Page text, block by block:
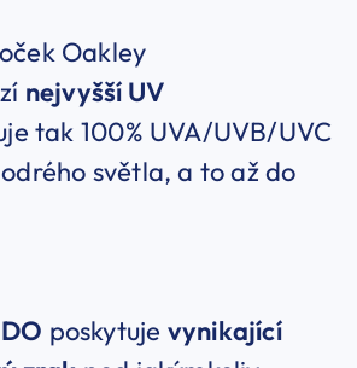
Oakley
nejvyšší UV
tak 100% UVA/UVB/UVC
světla, a to až do
poskytuje vynikající